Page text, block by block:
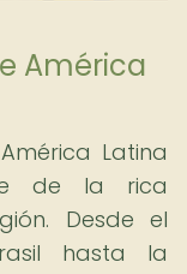
América
Latina
de la rica
Desde el
hasta la